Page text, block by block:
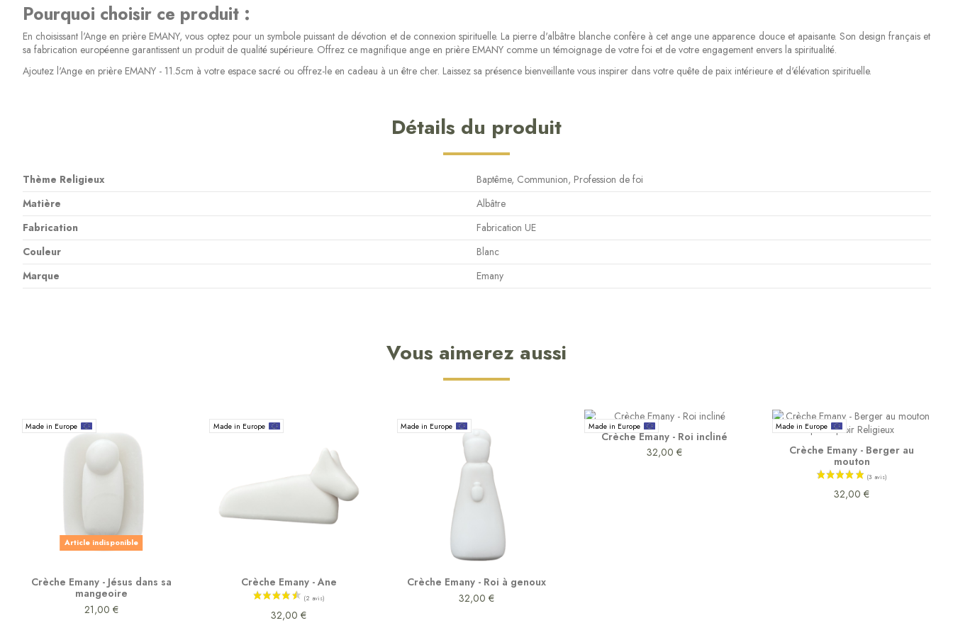
Pourquoi choisir ce produit :
En choisissant l'Ange en prière EMANY, vous optez pour un symbole puissant de dévotion et de connexion spirituelle. La pierre d'albâtre blanche confère à cet ange une apparence douce et apaisante. Son design français et
sa fabrication européenne garantissent un produit de qualité supérieure. Offrez ce magnifique ange en prière EMANY comme un témoignage de votre foi et de votre engagement envers la spiritualité.
Ajoutez l'Ange en prière EMANY - 11.5cm à votre espace sacré ou offrez-le en cadeau à un être cher. Laissez sa présence bienveillante vous inspirer dans votre quête de paix intérieure et d'élévation spirituelle.
Détails du produit
Thème Religieux
Baptême, Communion, Profession de foi
Matière
Albâtre
Fabrication
Fabrication UE
Couleur
Blanc
Marque
Emany
Vous aimerez aussi
Made in Europe
Article indisponible
Crèche Emany - Jésus dans sa
mangeoire
21,00 €
Made in Europe
Crèche Emany - Ane
32,00 €
Made in Europe
Crèche Emany - Roi à genoux
32,00 €
Made in Europe
Crèche Emany - Roi incliné
32,00 €
Made in Europe
Crèche Emany - Berger au
mouton
32,00 €